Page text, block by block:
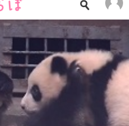
ニュース
クイズ
地域
教育・育児